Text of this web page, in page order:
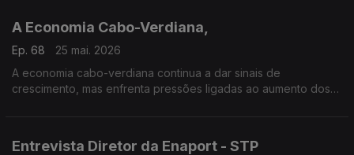
A Economia Cabo-Verdiana,
Ep. 68
25 mai. 2026
A economia cabo-verdiana continua a dar sinais de
crescimento, mas enfrenta pressões ligadas ao aumento dos
Entrevista Diretor da Enaport - STP